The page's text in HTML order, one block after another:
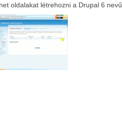
között!
oldalakat létrehozni a Drupal 6